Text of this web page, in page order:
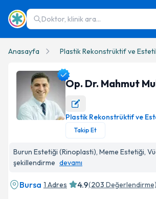
Doktor, klinik ara...
Anasayfa Plastik Rekonstrüktif ve
Op. Dr. Mahmut Muhsin Yılmaz Profil
Op. Dr. Mahmut
Plastik Rekonstrüktif ve
Takip Et
Burun Estetiği (Rinoplasti), Meme Estetiği,
şekillendirme devamı
Bursa 1 Adres 4.9(203 Değerlendirme)